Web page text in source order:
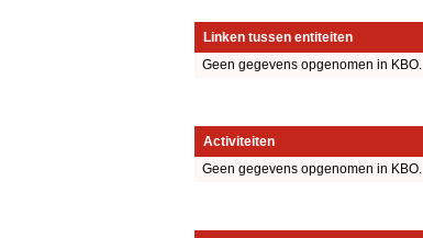
Linken tussen entiteiten
Geen gegevens opgenomen in KBO.
Activiteiten
Geen gegevens opgenomen in KBO.